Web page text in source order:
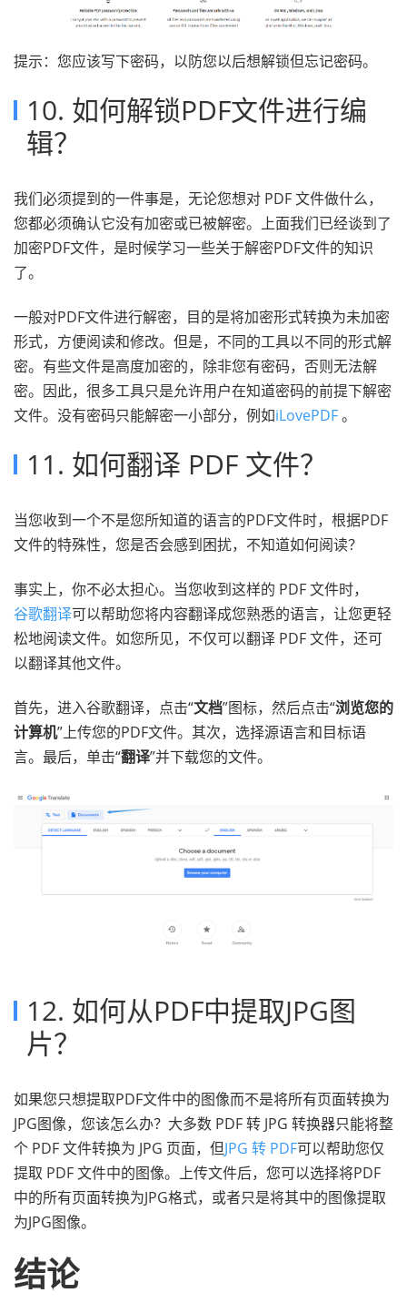
提示：您应该写下密码，以防您以后想解锁但忘记密码。
10. 如何解锁PDF文件进行编
辑？
我们必须提到的一件事是，无论您想对 PDF 文件做什么，
您都必须确认它没有加密或已被解密。上面我们已经谈到了
加密PDF文件，是时候学习一些关于解密PDF文件的知识
了。
一般对PDF文件进行解密，目的是将加密形式转换为未加密
形式，方便阅读和修改。但是，不同的工具以不同的形式解
密。有些文件是高度加密的，除非您有密码，否则无法解
密。因此，很多工具只是允许用户在知道密码的前提下解密
文件。没有密码只能解密一小部分，例如iLovePDF。
11. 如何翻译 PDF 文件？
当您收到一个不是您所知道的语言的PDF文件时，根据PDF
文件的特殊性，您是否会感到困扰，不知道如何阅读？
事实上，你不必太担心。当您收到这样的 PDF 文件时，
谷歌翻译可以帮助您将内容翻译成您熟悉的语言，让您更轻
松地阅读文件。如您所见，不仅可以翻译 PDF 文件，还可
以翻译其他文件。
首先，进入谷歌翻译，点击“文档”图标，然后点击“浏览您的
计算机”上传您的PDF文件。其次，选择源语言和目标语
言。最后，单击“翻译”并下载您的文件。
12. 如何从PDF中提取JPG图
片？
如果您只想提取PDF文件中的图像而不是将所有页面转换为
JPG图像，您该怎么办？大多数 PDF 转 JPG 转换器只能将整
个 PDF 文件转换为 JPG 页面，但JPG 转 PDF可以帮助您仅
提取 PDF 文件中的图像。上传文件后，您可以选择将PDF
中的所有页面转换为JPG格式，或者只是将其中的图像提取
为JPG图像。
结论